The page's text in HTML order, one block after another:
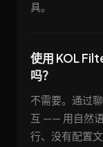
具。
使用 KOL
吗？
不需要。通过
互 —— 用自然
行、没有配置